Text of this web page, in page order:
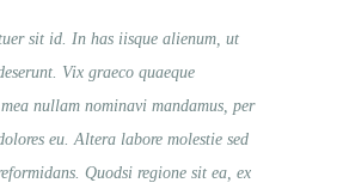
sit id. In has iisque alienum, ut
Vix graeco quaeque
nullam nominavi mandamus, per
eu. Altera labore molestie sed
Quodsi regione sit ea, ex